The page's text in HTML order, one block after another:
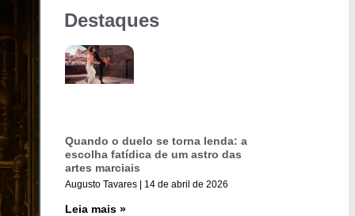
Destaques
Quando o duelo se torna lenda: a
escolha fatídica de um astro das
artes marciais
Augusto Tavares 14 de abril de 2026
Leia mais »